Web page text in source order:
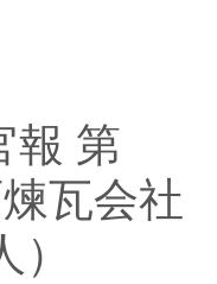
報 第
瓦会社